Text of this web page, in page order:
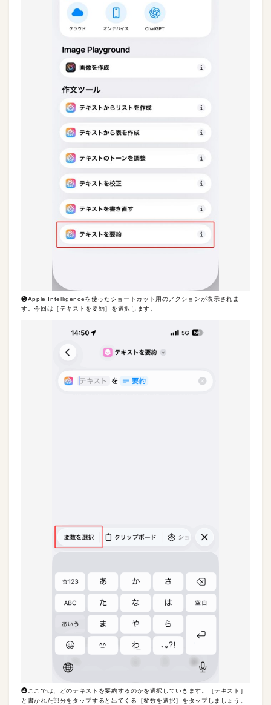
❸Apple Intelligenceを使ったショートカット用のアクションが表示されま
す。今回は［テキストを要約］を選択します。
❹ここでは、どのテキストを要約するのかを選択していきます。［テキスト］
と書かれた部分をタップすると出てくる［変数を選択］をタップしましょう。